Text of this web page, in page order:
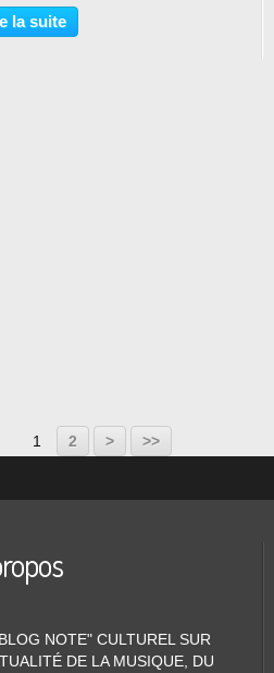
australienne Alexandra
a concocté un troisième
la suite
1 2 > >>
NOTE" CULTUREL SUR
DE LA MUSIQUE, DU